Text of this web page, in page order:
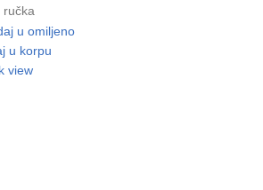
ručka
u omiljeno
u korpu
view